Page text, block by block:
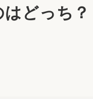
どっち？